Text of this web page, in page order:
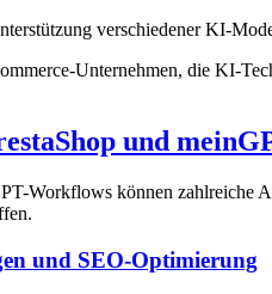
verschiedener KI-
Unternehmen, die KI-
und
Workflows können zahlreiche
und SEO-Optimierung